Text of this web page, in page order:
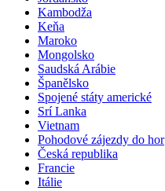
Kambodža
Keňa
Maroko
Mongolsko
Saudská Arábie
Španělsko
Spojené státy americké
Srí Lanka
Vietnam
Pohodové zájezdy do hor
Česká republika
Francie
Itálie